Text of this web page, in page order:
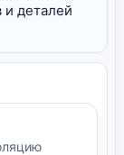
и деталей